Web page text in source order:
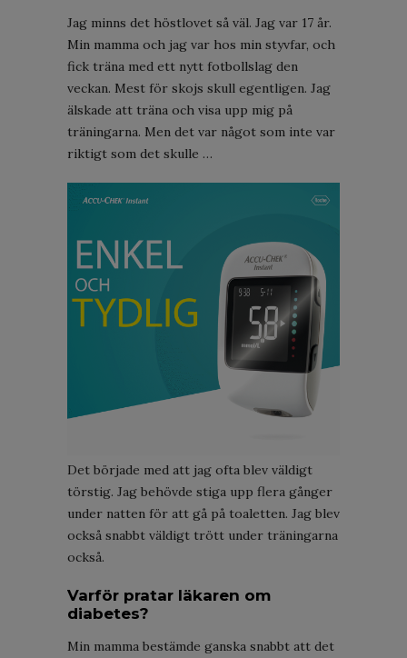
Jag minns det höstlovet så väl. Jag var 17 år.
Min mamma och jag var hos min styvfar, och
fick träna med ett nytt fotbollslag den
veckan. Mest för skojs skull egentligen. Jag
älskade att träna och visa upp mig på
träningarna. Men det var något som inte var
riktigt som det skulle …
Det började med att jag ofta blev väldigt
törstig. Jag behövde stiga upp flera gånger
under natten för att gå på toaletten. Jag blev
också snabbt väldigt trött under träningarna
också.
Varför pratar läkaren om
diabetes?
Min mamma bestämde ganska snabbt att det